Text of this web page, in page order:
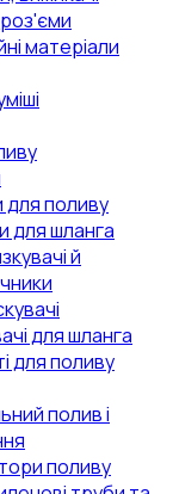
матеріали
поливу
для шланга
й
для шланга
для поливу
полив і
поливу